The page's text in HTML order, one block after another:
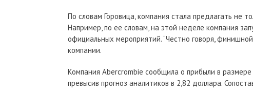
По словам Горовица, компания стала предлагать не
Например, по ее словам, на этой неделе компания
официальных мероприятий. “Честно говоря,
компании.
Компания Abercrombie сообщила о прибыли в
превысив прогноз аналитиков в 2,82 доллара.